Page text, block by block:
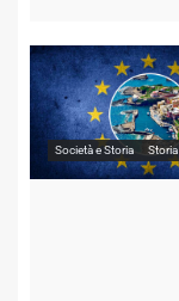
Società e Storia Storia